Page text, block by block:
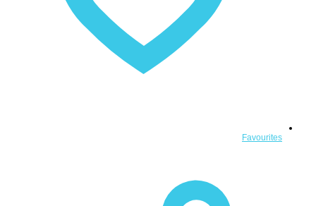
Favourites